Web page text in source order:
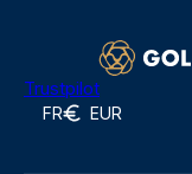
Trustpilot
FR EUR